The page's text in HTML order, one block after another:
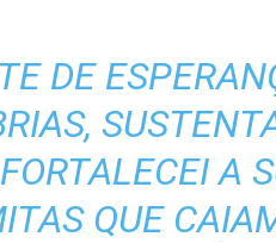
DE
A
QUE